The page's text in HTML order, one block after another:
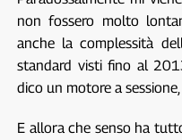
non fossero molto
anche la complessità
standard visti fino al
dico un motore a
E allora che senso ha